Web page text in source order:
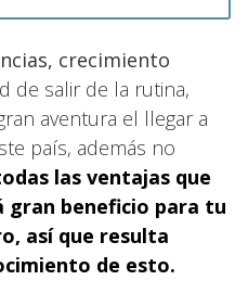
crecimiento
de salir de la rutina,
aventura el llegar a
país, además no
las ventajas que
beneficio para tu
así que resulta
de esto.